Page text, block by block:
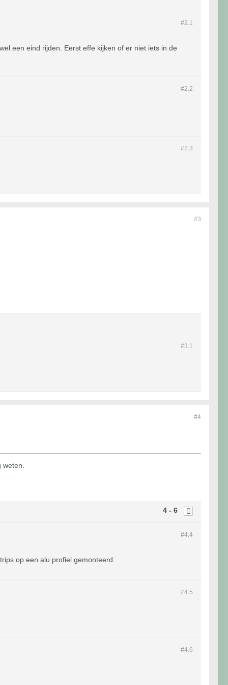
#2. 1
een eind rijden. Eerst effe kijken of er niet iets in de
#2. 2
#2. 3
#3
#3.1
#4
weten.
4 - 6
#4.4
op een alu profiel gemonteerd.
#4.5
#4.6